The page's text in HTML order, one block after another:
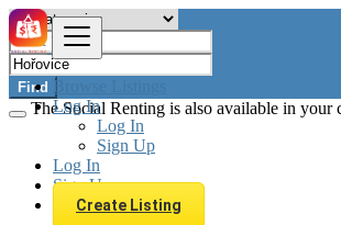
Browse Listings
Log In
Log In
Sign Up
Log In
Sign Up
Create Listing
Find
The Social Renting is also available in your